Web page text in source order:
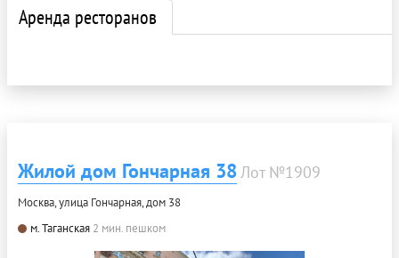
Аренда ресторанов
Жилой дом Гончарная 38Лот №1909
Москва, улица Гончарная, дом 38
м. Таганская 2 мин. пешком